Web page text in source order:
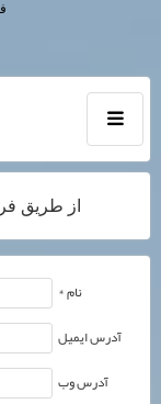
از طریق
نام *
آدرس ایمیل
آدرس وب